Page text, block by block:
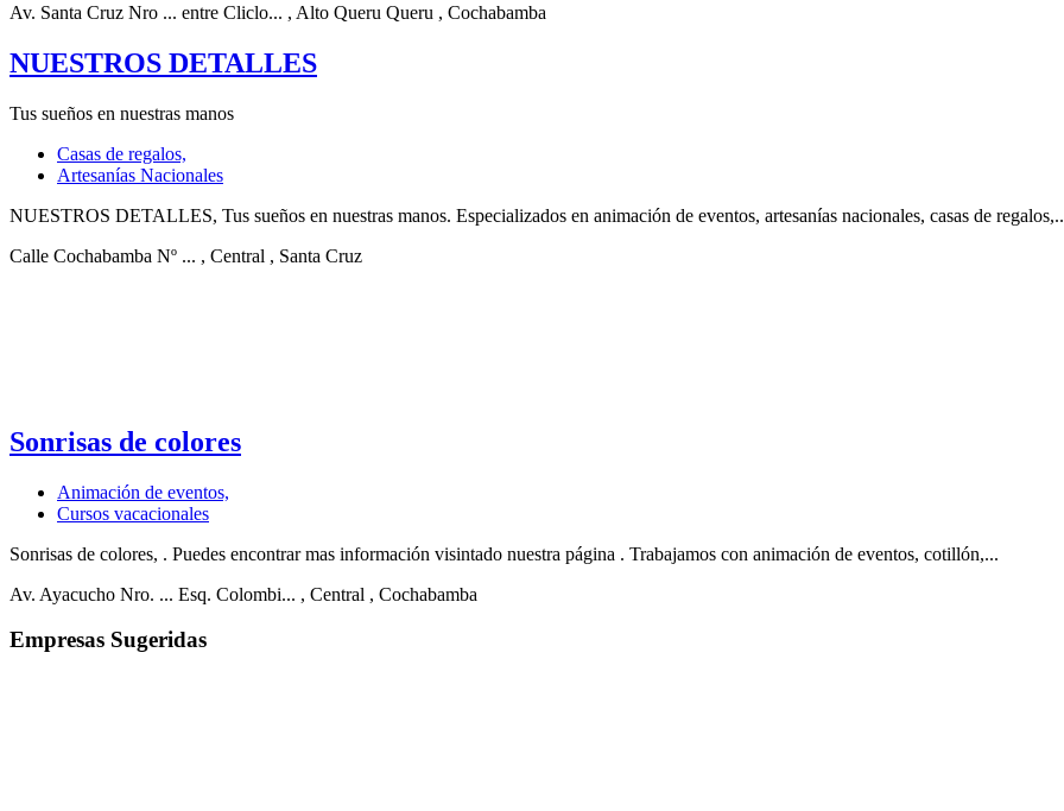
Av. Santa Cruz Nro ... entre Cliclo... , Alto Queru Queru , Cochabamba
NUESTROS DETALLES
Tus sueños en nuestras manos
Casas de regalos,
Artesanías Nacionales
NUESTROS DETALLES, Tus sueños en nuestras manos. Especializados en animación de eventos, artesanías nacionales, casas de
Calle Cochabamba Nº ... , Central , Santa Cruz
Sonrisas de colores
Animación de eventos,
Cursos vacacionales
Sonrisas de colores, . Puedes encontrar mas información visintado nuestra página . Trabajamos con animación de eventos, cotillón,...
Av. Ayacucho Nro. ... Esq. Colombi... , Central , Cochabamba
Empresas Sugeridas